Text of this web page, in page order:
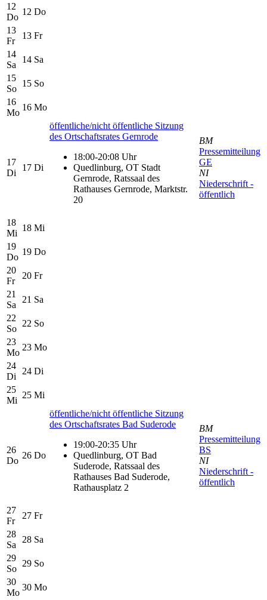
12
Do
12 Do
13
Fr
13 Fr
14
Sa
14 Sa
15
So
15 So
16
Mo
16 Mo
17
Di
17 Di
öffentliche/nicht öffentliche Sitzung
des Ortschaftsrates Gernrode
18:00-20:08 Uhr
Quedlinburg, OT Stadt
Gernrode, Ratssaal des
Rathauses Gernrode, Marktstr.
20
BM
Pressemitteilung
GE
NI
Niederschrift -
öffentlich
18
Mi
18 Mi
19
Do
19 Do
20
Fr
20 Fr
21
Sa
21 Sa
22
So
22 So
23
Mo
23 Mo
24
Di
24 Di
25
Mi
25 Mi
26
Do
26 Do
öffentliche/nicht öffentliche Sitzung
des Ortschaftsrates Bad Suderode
19:00-20:35 Uhr
Quedlinburg, OT Bad
Suderode, Ratssaal des
Rathauses Bad Suderode,
Rathausplatz 2
BM
Pressemitteilung
BS
NI
Niederschrift -
öffentlich
27
Fr
27 Fr
28
Sa
28 Sa
29
So
29 So
30
Mo
30 Mo